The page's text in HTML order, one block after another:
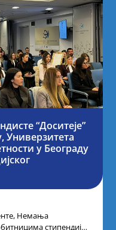
“Доситеје”
Универзитета
у Београду
Немања
стипендије